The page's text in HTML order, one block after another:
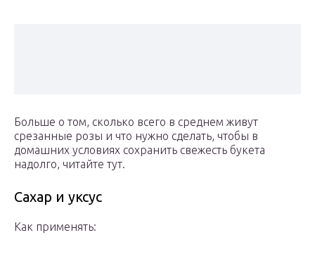
Больше о том, сколько всего в среднем живут
срезанные розы и что нужно сделать, чтобы в
домашних условиях сохранить свежесть букета
надолго, читайте тут.
Сахар и уксус
Как применять: